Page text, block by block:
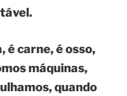
é carne, é osso,
máquinas,
quando